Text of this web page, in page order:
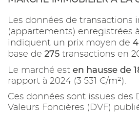
Les données de transactions
(appartements) enregistrées à
indiquent un prix moyen de
base de 275 transactions en
Le marché est en hausse de
rapport à 2024 (3 531 €/m²).
Ces données sont issues des
Valeurs Foncières (DVF)